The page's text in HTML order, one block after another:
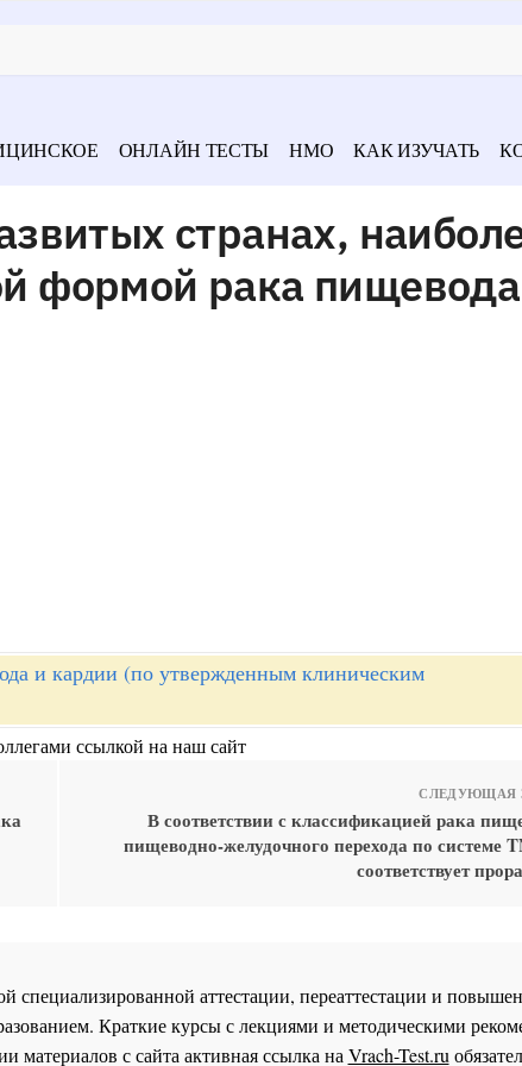
ОНЛАЙН ТЕСТЫ НМО КАК ИЗУЧАТЬ
странах,
формой рака пищевода
и кардии (по утвержденным клиническим
ссылкой на наш сайт
СЛЕДУЮЩАЯ
В соответствии с классификацией рака
пищеводно-желудочного перехода по системе
соответствует
специализированной аттестации, переаттестации и
Краткие курсы с лекциями и методическими
материалов с сайта активная ссылка наVrach-Test.ru